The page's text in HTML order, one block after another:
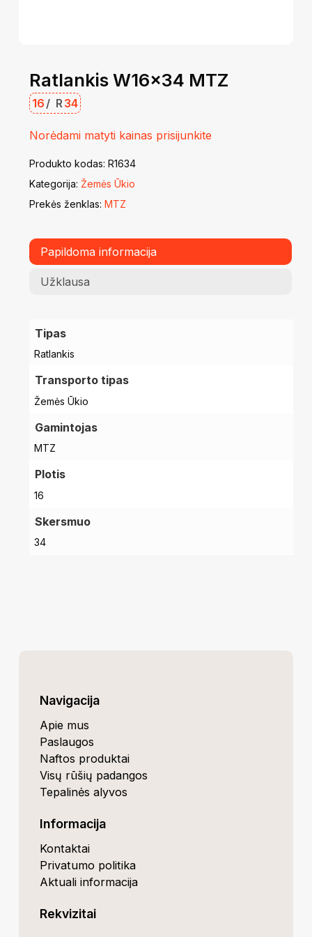
Krepšelyje nėra produktų.
Ratlankis W16x34 MTZ
16 / R34
Norėdami matyti kainas prisijunkite
Produkto kodas: R1634
Kategorija: Žemės Ūkio
Prekės ženklas: MTZ
Papildoma informacija
Užklausa
Tipas
Ratlankis
Transporto tipas
Žemės Ūkio
Gamintojas
MTZ
Plotis
16
Skersmuo
34
Navigacija
Apie mus
Paslaugos
Naftos produktai
Visų rūšių padangos
Tepalinės alyvos
Informacija
Kontaktai
Privatumo politika
Aktuali informacija
Rekvizitai